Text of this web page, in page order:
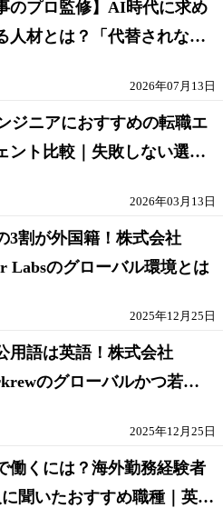
のプロ監修】AI時代に求め
人材とは？「代替されない
2026年07月13日
ジニアにおすすめの転職エ
ント比較｜失敗しない選び
2026年03月13日
3割が外国籍！株式会社
Labsのグローバル環境とは
2025年12月25日
用語は英語！株式会社
のグローバルかつ若手
2025年12月25日
働くには？海外勤務経験者
に聞いたおすすめ職種｜英語